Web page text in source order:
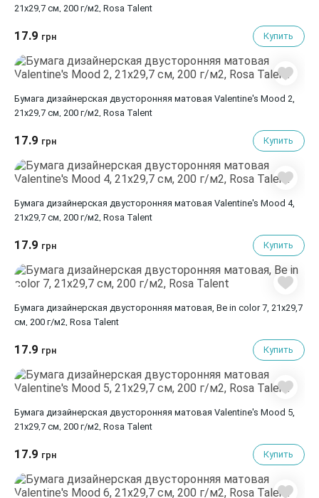
21х29,7 см, 200 г/м2, Rosa Talent
17.9 грн Купить
Бумага дизайнерская двусторонняя матовая Valentine's Mood 2,
21х29,7 см, 200 г/м2, Rosa Talent
17.9 грн Купить
Бумага дизайнерская двусторонняя матовая Valentine's Mood 4,
21х29,7 см, 200 г/м2, Rosa Talent
17.9 грн Купить
Бумага дизайнерская двусторонняя матовая, Be in color 7, 21х29,7
см, 200 г/м2, Rosa Talent
17.9 грн Купить
Бумага дизайнерская двусторонняя матовая Valentine's Mood 5,
21х29,7 см, 200 г/м2, Rosa Talent
17.9 грн Купить